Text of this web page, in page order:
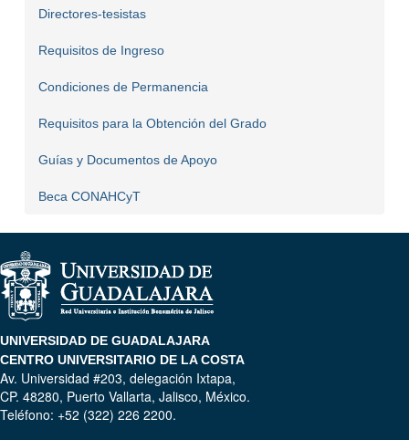
Directores-tesistas
Requisitos de Ingreso
Condiciones de Permanencia
Requisitos para la Obtención del Grado
Guías y Documentos de Apoyo
Beca CONAHCyT
UNIVERSIDAD DE GUADALAJARA
CENTRO UNIVERSITARIO DE LA COSTA
Av. Universidad #203, delegación Ixtapa,
CP. 48280, Puerto Vallarta, Jalisco, México.
Teléfono: +52 (322) 226 2200.